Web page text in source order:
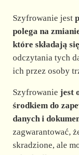
Szyfrowanie jest
polega na
które składają
odczytania tych
ich przez osoby
Szyfrowanie jest
środkiem do
danych i
zagwarantować,
skradzione, ale